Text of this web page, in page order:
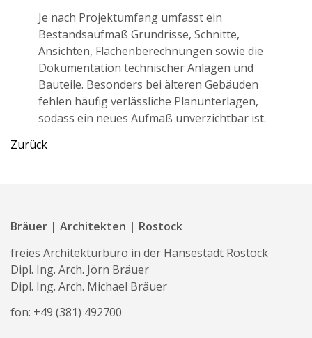
Je nach Projektumfang umfasst ein
Bestandsaufmaß Grundrisse, Schnitte,
Ansichten, Flächenberechnungen sowie die
Dokumentation technischer Anlagen und
Bauteile. Besonders bei älteren Gebäuden
fehlen häufig verlässliche Planunterlagen,
sodass ein neues Aufmaß unverzichtbar ist.
Zurück
Bräuer | Architekten | Rostock
freies Architekturbüro in der Hansestadt Rostock
Dipl. Ing. Arch. Jörn Bräuer
Dipl. Ing. Arch. Michael Bräuer
fon: +49 (381) 492700